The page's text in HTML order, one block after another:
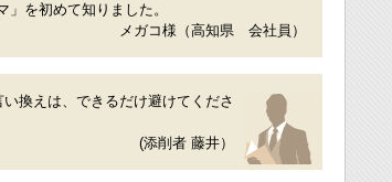
を初めて知りました。
メガコ様（高知県 会社員）
換えは、できるだけ避けてくださ
(添削者 藤井）